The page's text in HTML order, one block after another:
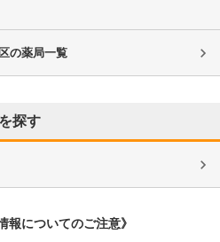
の薬局一覧
探す
報についてのご注意》